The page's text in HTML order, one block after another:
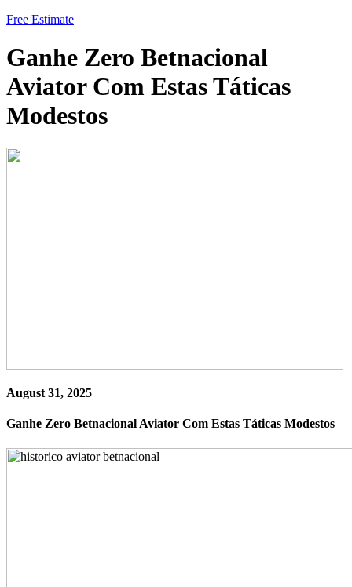
Free Estimate
Ganhe Zero Betnacional
Aviator Com Estas Táticas
Modestos
August 31, 2025
Ganhe Zero Betnacional Aviator Com Estas Táticas Modestos